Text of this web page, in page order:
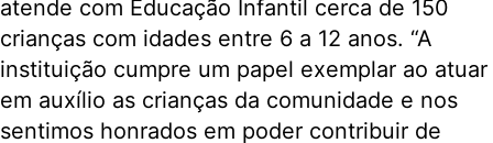
atende com Educação Infantil cerca de 150
crianças com idades entre 6 a 12 anos. “A
instituição cumpre um papel exemplar ao atuar
em auxílio as crianças da comunidade e nos
sentimos honrados em poder contribuir de